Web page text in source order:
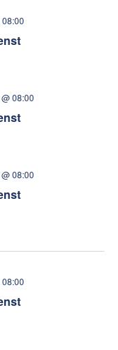
08:00
08:00